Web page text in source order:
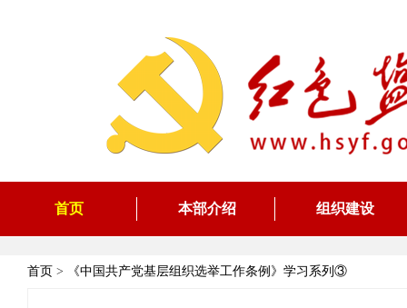
首页 本部介绍 组织建设
首页 > 《中国共产党基层组织选举工作条例》学习系列③